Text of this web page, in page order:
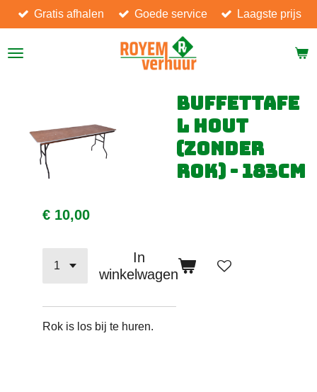
Ga
direct
naar
Gratis afhalen Goede service Laagste prijs
Buffettafe
l hout
(zonder
rok) - 183cm
€ 10,00
In
winkelwagen
Rok is los bij te huren.